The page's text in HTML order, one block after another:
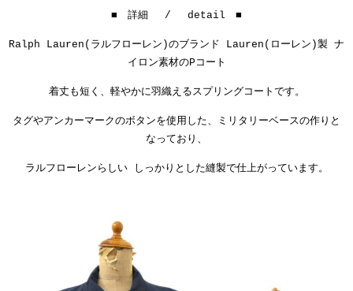
■ 詳細 / detail ■
Ralph Lauren(ラルフローレン)のブランド Lauren(ローレン)製 ナ
イロン素材のPコート
着丈も短く、軽やかに羽織えるスプリングコートです。
タグやアンカーマークのボタンを使用した、ミリタリーベースの作りと
なっており、
ラルフローレンらしい しっかりとした縫製で仕上がっています。